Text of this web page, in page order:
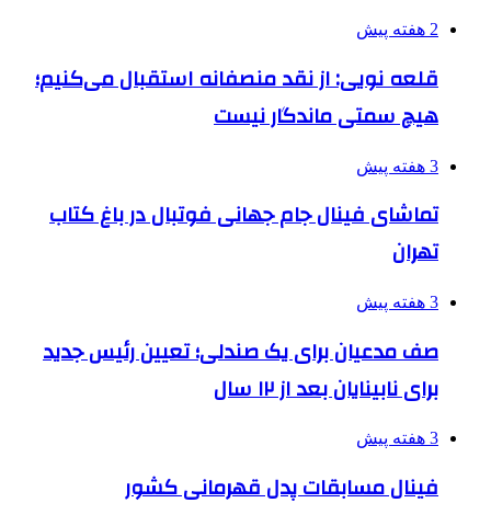
2 هفته پیش
قلعه نویی: از نقد منصفانه استقبال می‌کنیم؛
هیچ سمتی ماندگار نیست
3 هفته پیش
تماشای فینال جام جهانی فوتبال در باغ کتاب
تهران
3 هفته پیش
صف مدعیان برای یک صندلی؛ تعیین رئیس جدید
برای نابینایان بعد از ۱۲ سال
3 هفته پیش
فینال مسابقات پدل قهرمانی کشور